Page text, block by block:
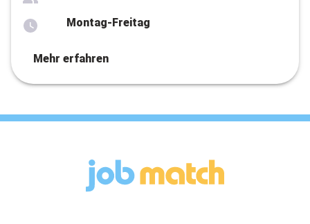
Montag-Freitag
Mehr erfahren